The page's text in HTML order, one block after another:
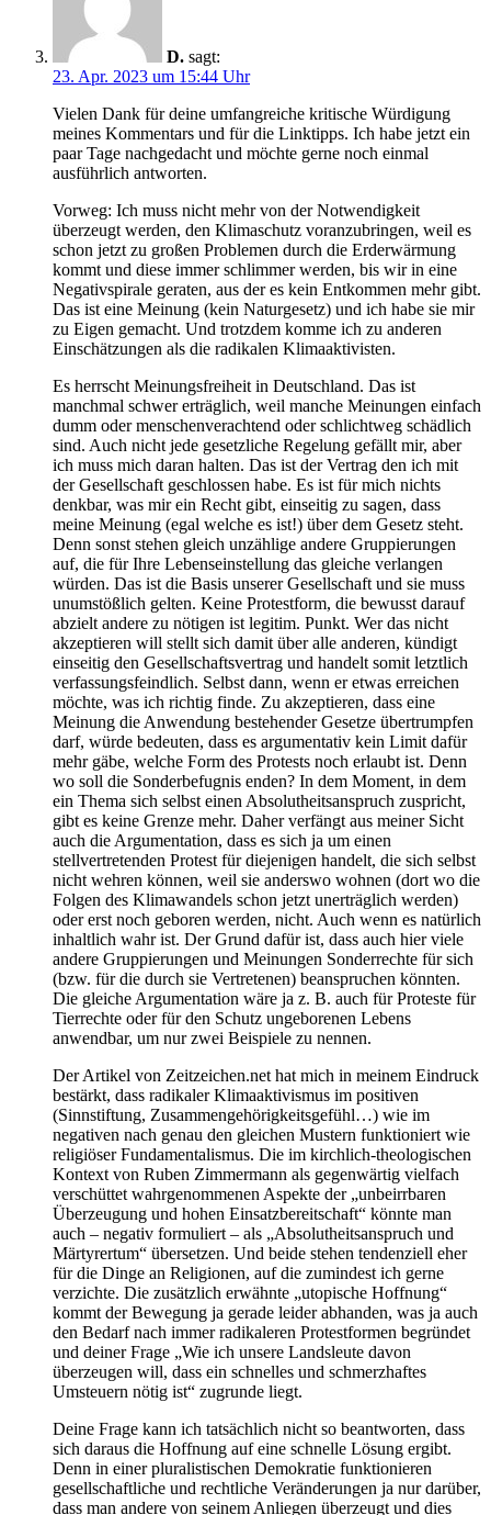
D. sagt:
23. Apr. 2023 um 15:44 Uhr
Vielen Dank für deine umfangreiche kritische Würdigung
meines Kommentars und für die Linktipps. Ich habe jetzt ein
paar Tage nachgedacht und möchte gerne noch einmal
ausführlich antworten.
Vorweg: Ich muss nicht mehr von der Notwendigkeit
überzeugt werden, den Klimaschutz voranzubringen, weil es
schon jetzt zu großen Problemen durch die Erderwärmung
kommt und diese immer schlimmer werden, bis wir in eine
Negativspirale geraten, aus der es kein Entkommen mehr gibt.
Das ist eine Meinung (kein Naturgesetz) und ich habe sie mir
zu Eigen gemacht. Und trotzdem komme ich zu anderen
Einschätzungen als die radikalen Klimaaktivisten.
Es herrscht Meinungsfreiheit in Deutschland. Das ist
manchmal schwer erträglich, weil manche Meinungen einfach
dumm oder menschenverachtend oder schlichtweg schädlich
sind. Auch nicht jede gesetzliche Regelung gefällt mir, aber
ich muss mich daran halten. Das ist der Vertrag den ich mit
der Gesellschaft geschlossen habe. Es ist für mich nichts
denkbar, was mir ein Recht gibt, einseitig zu sagen, dass
meine Meinung (egal welche es ist!) über dem Gesetz steht.
Denn sonst stehen gleich unzählige andere Gruppierungen
auf, die für Ihre Lebenseinstellung das gleiche verlangen
würden. Das ist die Basis unserer Gesellschaft und sie muss
unumstößlich gelten. Keine Protestform, die bewusst darauf
abzielt andere zu nötigen ist legitim. Punkt. Wer das nicht
akzeptieren will stellt sich damit über alle anderen, kündigt
einseitig den Gesellschaftsvertrag und handelt somit letztlich
verfassungsfeindlich. Selbst dann, wenn er etwas erreichen
möchte, was ich richtig finde. Zu akzeptieren, dass eine
Meinung die Anwendung bestehender Gesetze übertrumpfen
darf, würde bedeuten, dass es argumentativ kein Limit dafür
mehr gäbe, welche Form des Protests noch erlaubt ist. Denn
wo soll die Sonderbefugnis enden? In dem Moment, in dem
ein Thema sich selbst einen Absolutheitsanspruch zuspricht,
gibt es keine Grenze mehr. Daher verfängt aus meiner Sicht
auch die Argumentation, dass es sich ja um einen
stellvertretenden Protest für diejenigen handelt, die sich selbst
nicht wehren können, weil sie anderswo wohnen (dort wo die
Folgen des Klimawandels schon jetzt unerträglich werden)
oder erst noch geboren werden, nicht. Auch wenn es natürlich
inhaltlich wahr ist. Der Grund dafür ist, dass auch hier viele
andere Gruppierungen und Meinungen Sonderrechte für sich
(bzw. für die durch sie Vertretenen) beanspruchen könnten.
Die gleiche Argumentation wäre ja z. B. auch für Proteste für
Tierrechte oder für den Schutz ungeborenen Lebens
anwendbar, um nur zwei Beispiele zu nennen.
Der Artikel von Zeitzeichen.net hat mich in meinem Eindruck
bestärkt, dass radikaler Klimaaktivismus im positiven
(Sinnstiftung, Zusammengehörigkeitsgefühl…) wie im
negativen nach genau den gleichen Mustern funktioniert wie
religiöser Fundamentalismus. Die im kirchlich-theologischen
Kontext von Ruben Zimmermann als gegenwärtig vielfach
verschüttet wahrgenommenen Aspekte der „unbeirrbaren
Überzeugung und hohen Einsatzbereitschaft“ könnte man
auch – negativ formuliert – als „Absolutheitsanspruch und
Märtyrertum“ übersetzen. Und beide stehen tendenziell eher
für die Dinge an Religionen, auf die zumindest ich gerne
verzichte. Die zusätzlich erwähnte „utopische Hoffnung“
kommt der Bewegung ja gerade leider abhanden, was ja auch
den Bedarf nach immer radikaleren Protestformen begründet
und deiner Frage „Wie ich unsere Landsleute davon
überzeugen will, dass ein schnelles und schmerzhaftes
Umsteuern nötig ist“ zugrunde liegt.
Deine Frage kann ich tatsächlich nicht so beantworten, dass
sich daraus die Hoffnung auf eine schnelle Lösung ergibt.
Denn in einer pluralistischen Demokratie funktionieren
gesellschaftliche und rechtliche Veränderungen ja nur darüber,
dass man andere von seinem Anliegen überzeugt und dies